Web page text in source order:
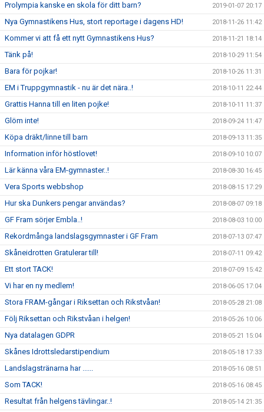
Prolympia kanske en skola för ditt barn? 2019-01-07 20:17
Nya Gymnastikens Hus, stort reportage i dagens HD! 2018-11-26 11:42
Kommer vi att få ett nytt Gymnastikens Hus? 2018-11-21 18:14
Tänk på! 2018-10-29 11:54
Bara för pojkar! 2018-10-26 11:31
EM i Truppgymnastik - nu är det nära..! 2018-10-11 22:44
Grattis Hanna till en liten pojke! 2018-10-11 11:37
Glöm inte! 2018-09-24 11:47
Köpa dräkt/linne till barn 2018-09-13 11:35
Information inför höstlovet! 2018-09-10 10:07
Lär känna våra EM-gymnaster..! 2018-08-30 16:45
Vera Sports webbshop 2018-08-15 17:29
Hur ska Dunkers pengar användas? 2018-08-07 09:18
GF Fram sörjer Embla..! 2018-08-03 10:00
Rekordmånga landslagsgymnaster i GF Fram 2018-07-13 07:47
Skåneidrotten Gratulerar till! 2018-07-11 09:42
Ett stort TACK! 2018-07-09 15:42
Vi har en ny medlem! 2018-06-05 17:04
Stora FRAM-gångar i Riksettan och Rikstvåan! 2018-05-28 21:08
Följ Riksettan och Rikstvåan i helgen! 2018-05-26 10:06
Nya datalagen GDPR 2018-05-21 15:04
Skånes Idrottsledarstipendium 2018-05-18 17:33
Landslagstränarna har ...... 2018-05-16 08:51
Som TACK! 2018-05-16 08:45
Resultat från helgens tävlingar..! 2018-05-14 21:35